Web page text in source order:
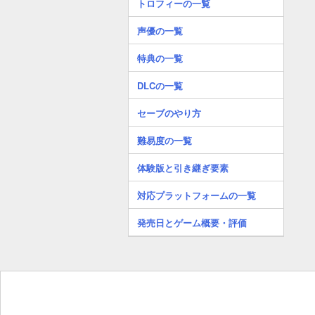
トロフィーの一覧
声優の一覧
特典の一覧
DLCの一覧
セーブのやり方
難易度の一覧
体験版と引き継ぎ要素
対応プラットフォームの一覧
発売日とゲーム概要・評価